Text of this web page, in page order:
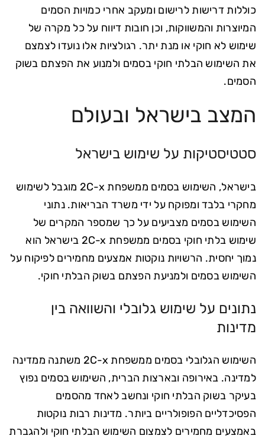
כוללות דרישות לרישום ומעקב אחרי כמויות הסמים
המיוצרות והמשווקות, וכן חובות דיווח על כל מקרה של
שימוש לא חוקי או מנת יתר. רגולציות אלו נועדו לצמצם
את השימוש הבלתי חוקי בסמים ולמנוע את הפצתם בשוק
הסמים.
המצב בישראל ובעולם
סטטיסטיקות על שימוש בישראל
בישראל, השימוש בסמים ממשפחת 2C-x מוגבל לשימוש
מחקרי בלבד ומפוקח על ידי משרד הבריאות. נתוני
השימוש בסמים מצביעים על כך שמספר המקרים של
שימוש בלתי חוקי בסמים ממשפחת 2C-x בישראל הוא
נמוך יחסית. הרשויות נוקטות אמצעים מחמירים לפיקוח על
השימוש בסמים ולמניעת הפצתם בשוק הבלתי חוקי.
נתונים על שימוש גלובלי והשוואה בין
מדינות
השימוש הגלובלי בסמים ממשפחת 2C-x משתנה ממדינה
למדינה. באירופה ובארצות הברית, השימוש בסמים נפוץ
בעיקר בשוק הבלתי חוקי ונחשב לאחד מהסמים
הפסיכדליים הפופולריים ביותר. מדינות רבות נוקטות
באמצעים מחמירים לצמצום השימוש הבלתי חוקי ולהגברת